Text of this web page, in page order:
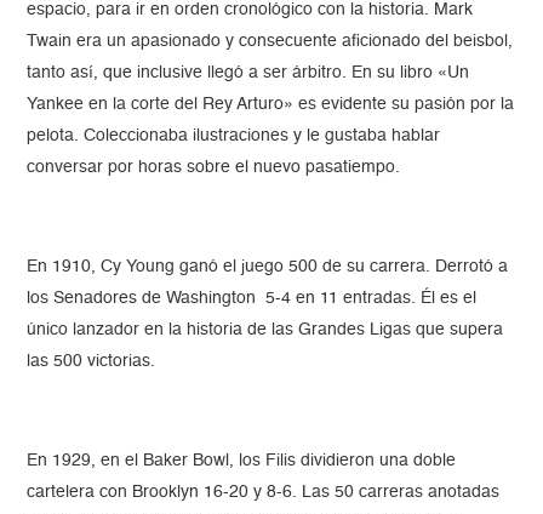
espacio, para ir en orden cronológico con la historia. Mark
Twain era un apasionado y consecuente aficionado del beisbol,
tanto así, que inclusive llegó a ser árbitro. En su libro «Un
Yankee en la corte del Rey Arturo» es evidente su pasión por la
pelota. Coleccionaba ilustraciones y le gustaba hablar
conversar por horas sobre el nuevo pasatiempo.
En 1910, Cy Young ganó el juego 500 de su carrera. Derrotó a
los Senadores de Washington 5-4 en 11 entradas. Él es el
único lanzador en la historia de las Grandes Ligas que supera
las 500 victorias.
En 1929, en el Baker Bowl, los Filis dividieron una doble
cartelera con Brooklyn 16-20 y 8-6. Las 50 carreras anotadas